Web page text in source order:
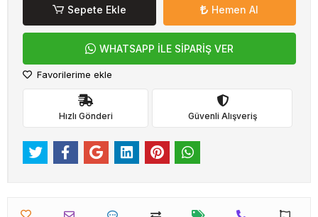
Sepete Ekle Hemen Al
WHATSAPP İLE SİPARİŞ VER
Favorilerime ekle
Hızlı Gönderi Güvenli Alışveriş